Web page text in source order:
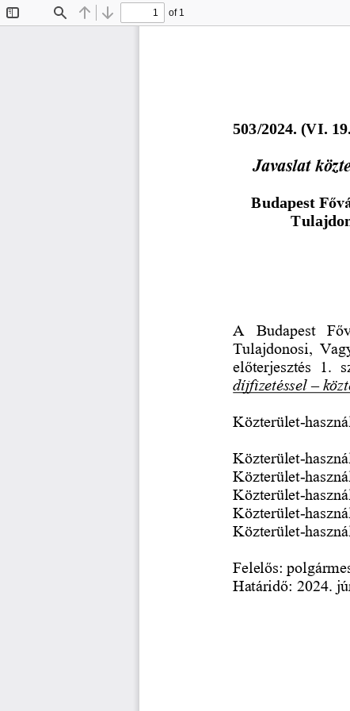
Find Previous
Next
of 1
503/2024. (VI. 19
Javaslat
Budapest
A  Budapest
Tulajdonosi,
előterjesztés  1.
díjfizetéssel –
Közterület-
Közterület-
Közterület-
Közterület-
Közterület-
Közterület-
Felelős:
Határidő: 2024.